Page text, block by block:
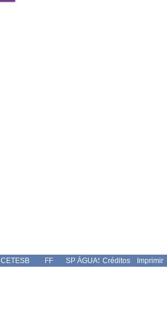
CETESB FF SP ÁGUAS Créditos Imprimir